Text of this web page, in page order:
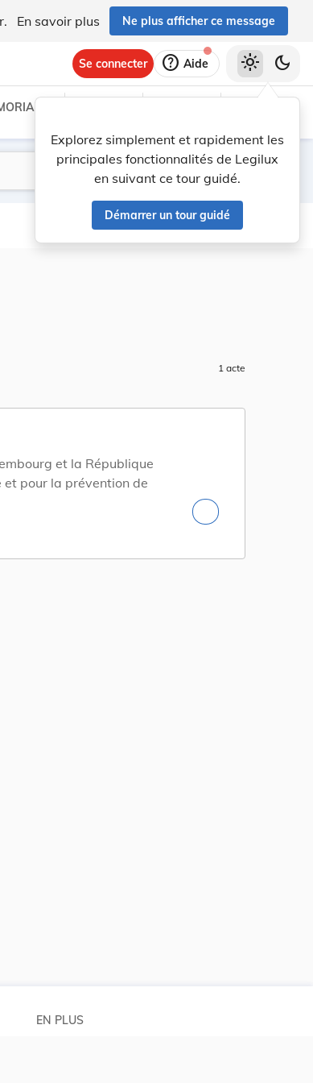
En savoir plus Ne plus afficher ce message
Se connecter help Aide
Explorez simplement et rapidement les
principales fonctionnalités de Legilux
en suivant ce tour guidé.
Démarrer un tour guidé
light_mode dark_mode
C
Lancer la recherche
Filtres
1 acte
et la République
et pour la prévention de
EN PLUS